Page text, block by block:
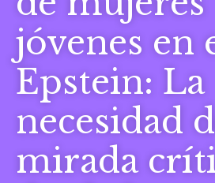
jóvenes en
Epstein: La
necesidad
mirada